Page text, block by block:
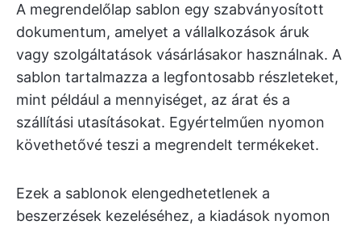
A megrendelőlap sablon egy szabványosított
dokumentum, amelyet a vállalkozások áruk
vagy szolgáltatások vásárlásakor használnak. A
sablon tartalmazza a legfontosabb részleteket,
mint például a mennyiséget, az árat és a
szállítási utasításokat. Egyértelműen nyomon
követhetővé teszi a megrendelt termékeket.
Ezek a sablonok elengedhetetlenek a
beszerzések kezeléséhez, a kiadások nyomon